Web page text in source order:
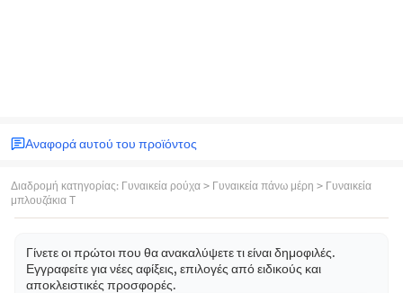
Αναφορά αυτού του προϊόντος
Διαδρομή κατηγορίας: Γυναικεία ρούχα > Γυναικεία πάνω μέρη > Γυναικεία
μπλουζάκια T
Γίνετε οι πρώτοι που θα ανακαλύψετε τι είναι δημοφιλές.
Εγγραφείτε για νέες αφίξεις, επιλογές από ειδικούς και
αποκλειστικές προσφορές.